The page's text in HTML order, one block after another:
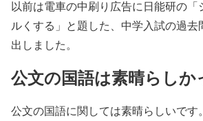
以前は電車の中刷り広告に日能研の「
ルくする」と題した、中学入試の過去
出しました。
公文の国語は素晴らしか
公文の国語に関しては素晴らしいです。